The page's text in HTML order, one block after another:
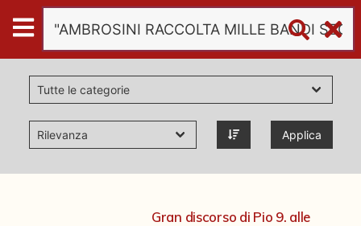
Digital
Humanities
Donazioni
Pubblicazioni Applica
Gran discorso di Pio 9. alle